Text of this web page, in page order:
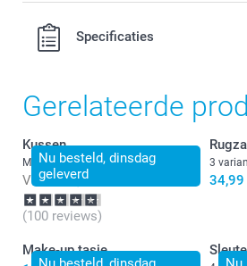
Specificaties
Gerelateerde
Nu besteld, dinsdag
geleverd
Kussen
Meer dan 10 varianten
Vanaf 17,49
(100 reviews)
3
34,99
Make-up tasje